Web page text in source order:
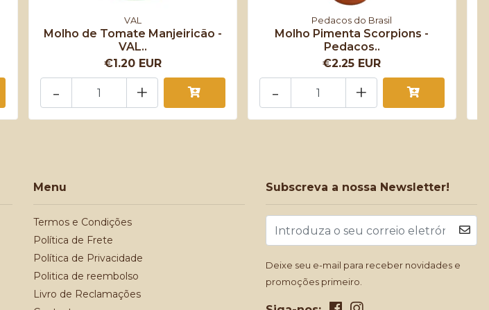
VAL
Molho de Tomate Manjeiricão -
VAL..
€1.20 EUR
+
-
Pedacos do Brasil
Molho Pimenta Scorpions -
Pedacos..
€2.25 EUR
+
-
Menu
Termos e Condições
Política de Frete
Política de Privacidade
Politica de reembolso
Livro de Reclamações
Subscreva a nossa Newsletter!
Deixe seu e-mail para receber novidades e
promoções primeiro.